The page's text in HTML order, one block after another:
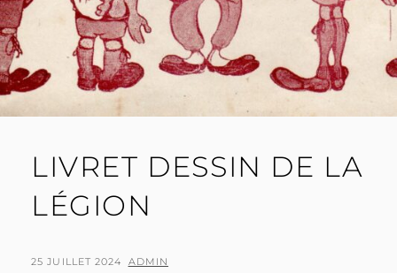
LIVRET DESSIN DE LA
LÉGION
POSTED
25 JUILLET 2024 BY
ADMIN